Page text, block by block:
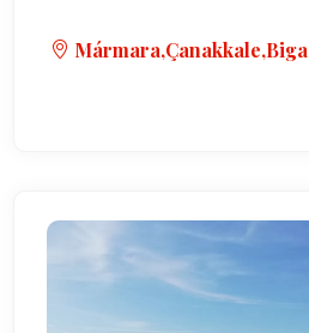
Mármara,Çanakkale,biga